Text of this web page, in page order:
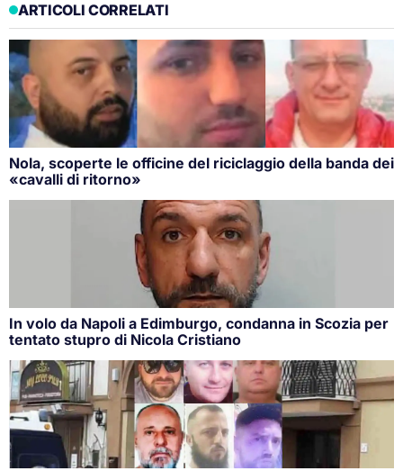
ARTICOLI CORRELATI
Nola, scoperte le officine del riciclaggio della banda dei
«cavalli di ritorno»
In volo da Napoli a Edimburgo, condanna in Scozia per
tentato stupro di Nicola Cristiano